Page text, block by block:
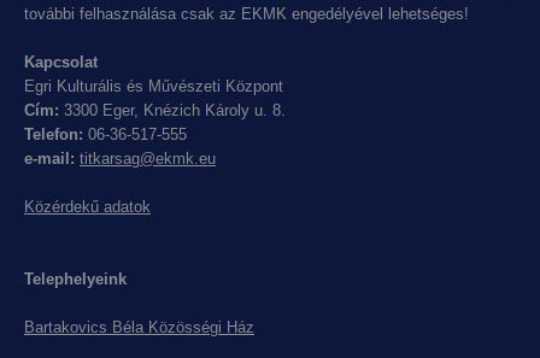
további felhasználása csak az EKMK engedélyével lehetséges!
Kapcsolat
Egri Kulturális és Művészeti Központ
Cím: 3300 Eger, Knézich Károly u. 8.
Telefon: 06-36-517-555
e-mail: titkarsag@ekmk.eu
Közérdekű adatok
Telephelyeink
Bartakovics Béla Közösségi Ház